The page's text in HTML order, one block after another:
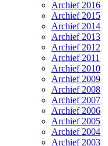
Archief 2016
Archief 2015
Archief 2014
Archief 2013
Archief 2012
Archief 2011
Archief 2010
Archief 2009
Archief 2008
Archief 2007
Archief 2006
Archief 2005
Archief 2004
Archief 2003